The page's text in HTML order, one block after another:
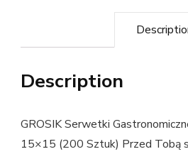
Description
GROSIK Serwetki
15×15 (200 Sztuk) Przed Tobą